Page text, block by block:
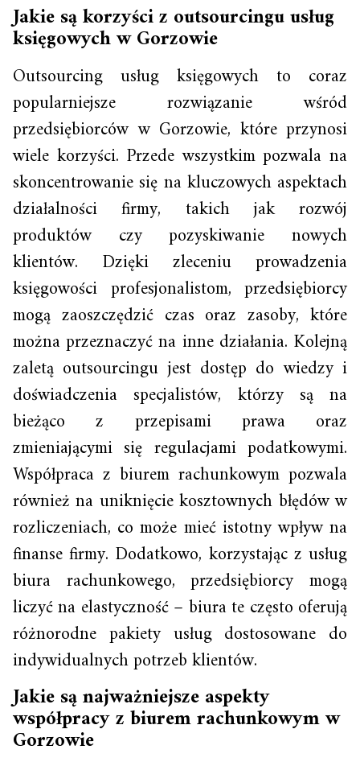
Jakie są korzyści z outsourcingu usług
księgowych w Gorzowie
Outsourcing usług księgowych to coraz
popularniejsze rozwiązanie wśród
przedsiębiorców w Gorzowie, które przynosi
wiele korzyści. Przede wszystkim pozwala na
skoncentrowanie się na kluczowych aspektach
działalności firmy, takich jak rozwój
produktów czy pozyskiwanie nowych
klientów. Dzięki zleceniu prowadzenia
księgowości profesjonalistom, przedsiębiorcy
mogą zaoszczędzić czas oraz zasoby, które
można przeznaczyć na inne działania. Kolejną
zaletą outsourcingu jest dostęp do wiedzy i
doświadczenia specjalistów, którzy są na
bieżąco z przepisami prawa oraz
zmieniającymi się regulacjami podatkowymi.
Współpraca z biurem rachunkowym pozwala
również na uniknięcie kosztownych błędów w
rozliczeniach, co może mieć istotny wpływ na
finanse firmy. Dodatkowo, korzystając z usług
biura rachunkowego, przedsiębiorcy mogą
liczyć na elastyczność – biura te często oferują
różnorodne pakiety usług dostosowane do
indywidualnych potrzeb klientów.
Jakie są najważniejsze aspekty
współpracy z biurem rachunkowym w
Gorzowie